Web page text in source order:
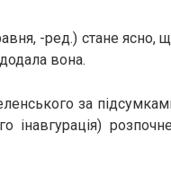
-ред.) стане ясно,
вона.
за
інавгурація)